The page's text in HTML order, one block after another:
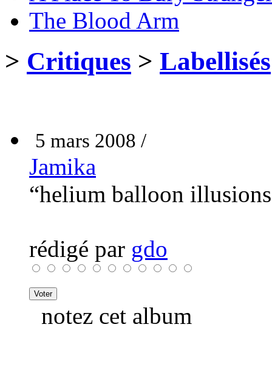
The Blood Arm
> Critiques > Labellisés
5 mars 2008 /
Jamika
“helium balloon
rédigé par gdo
notez cet album